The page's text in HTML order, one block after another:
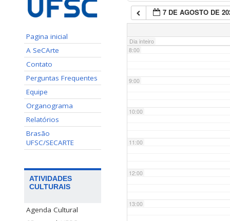
Pagina inicial
A SeCArte
Contato
Perguntas Frequentes
Equipe
Organograma
Relatórios
Brasão
UFSC/SECARTE
ATIVIDADES
CULTURAIS
Agenda Cultural
7 DE AGOSTO DE
Dia inteiro
7:00
8:00
9:00
10:00
11:00
12:00
13:00